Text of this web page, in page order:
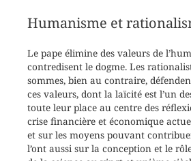
Humanisme et
Le pape élimine des valeurs de
contredisent le dogme. Les
sommes, bien au contraire,
ces valeurs, dont la laïcité est l’un
toute leur place au centre des
crise financière et économique
et sur les moyens pouvant
l’ont aussi sur la conception et le